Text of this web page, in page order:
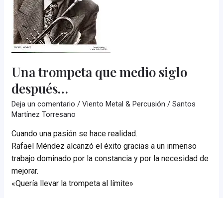
Una trompeta que medio siglo
después…
Deja un comentario /Viento Metal & Percusión /Santos
Martínez Torresano
Cuando una pasión se hace realidad.
Rafael Méndez alcanzó el éxito gracias a un inmenso
trabajo dominado por la constancia y por la necesidad de
mejorar.
«Quería llevar la trompeta al límite»